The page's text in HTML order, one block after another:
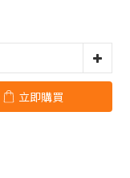
立即購買